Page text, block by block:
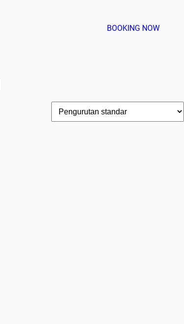
BOOKING NOW